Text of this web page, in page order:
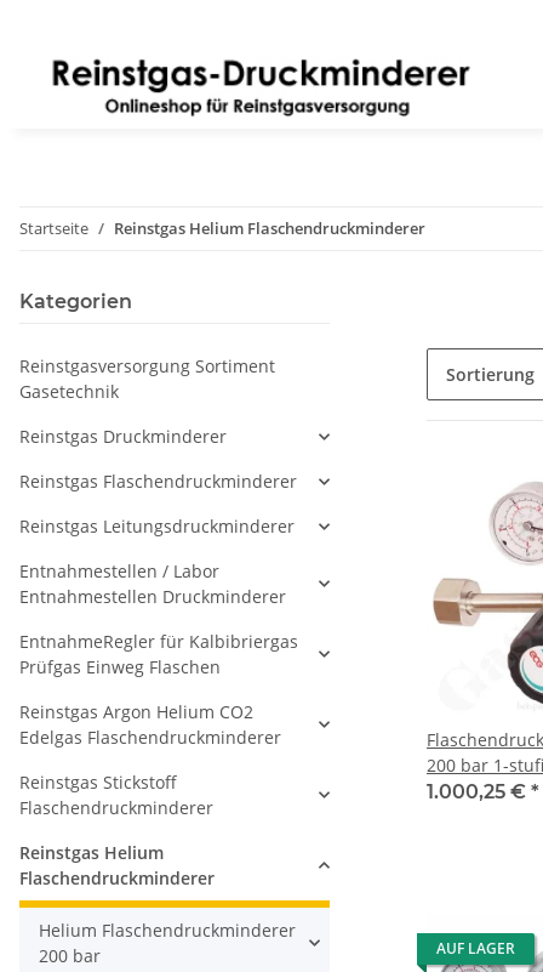
Startseite Reinstgas Helium Flaschendruckminderer
Sortierung
200 bar 1-
regelbar -
1.000,25 € *
AUF LAGER
Kategorien
Reinstgasversorgung Sortiment
Gasetechnik
Reinstgas Druckminderer
Reinstgas Flaschendruckminderer
Reinstgas Leitungsdruckminderer
Entnahmestellen / Labor
Entnahmestellen Druckminderer
EntnahmeRegler für Kalbibriergas
Prüfgas Einweg Flaschen
Reinstgas Argon Helium CO2
Edelgas Flaschendruckminderer
Reinstgas Stickstoff
Flaschendruckminderer
Reinstgas Helium
Flaschendruckminderer
Helium Flaschendruckminderer
200 bar